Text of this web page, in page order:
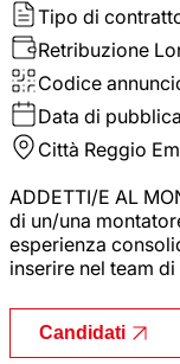
Tipo di
Retribuzione
Codice
Data di
Città Reggio
ADDETTI/E AL
di un/una
esperienza
inserire nel team
Candidati